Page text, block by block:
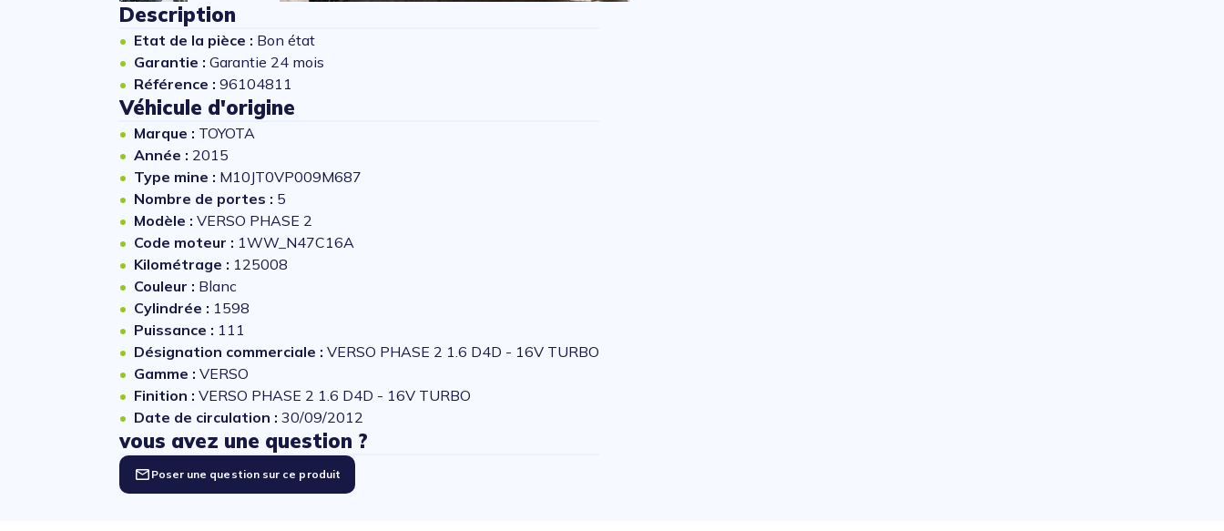
Description
Etat de la pièce : Bon état
Garantie : Garantie 24 mois
Référence : 96104811
Véhicule d'origine
Marque : TOYOTA
Année : 2015
Type mine : M10JT0VP009M687
Nombre de portes : 5
Modèle : VERSO PHASE 2
Code moteur : 1WW_N47C16A
Kilométrage : 125008
Couleur : Blanc
Cylindrée : 1598
Puissance : 111
Désignation commerciale : VERSO PHASE 2 1.6 D4D - 16V TURBO
Gamme : VERSO
Finition : VERSO PHASE 2 1.6 D4D - 16V TURBO
Date de circulation : 30/09/2012
vous avez une question ?
Poser une question sur ce produit